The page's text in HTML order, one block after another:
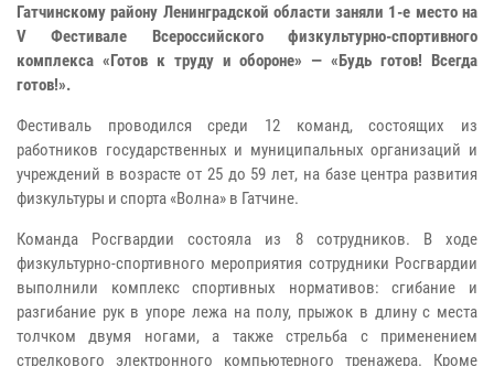
Гатчинскому району Ленинградской области заняли 1-е место на
V Фестивале Всероссийского физкультурно-спортивного
комплекса «Готов к труду и обороне» — «Будь готов! Всегда
готов!».
Фестиваль проводился среди 12 команд, состоящих из
работников государственных и муниципальных организаций и
учреждений в возрасте от 25 до 59 лет, на базе центра развития
физкультуры и спорта «Волна» в Гатчине.
Команда Росгвардии состояла из 8 сотрудников. В ходе
физкультурно-спортивного мероприятия сотрудники Росгвардии
выполнили комплекс спортивных нормативов: сгибание и
разгибание рук в упоре лежа на полу, прыжок в длину с места
толчком двумя ногами, а также стрельба с применением
стрелкового электронного компьютерного тренажера. Кроме